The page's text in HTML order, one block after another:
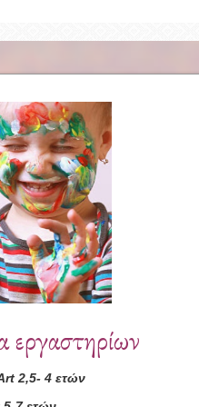
2,5- 4 ετών